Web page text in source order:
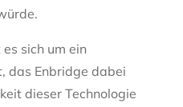
sich um ein
das Enbridge dabei
dieser Technologie